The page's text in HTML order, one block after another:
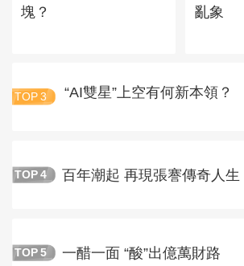
塊？
亂象
TOP 3 “AI雙星”上空有何新本領？
TOP 4 百年潮起 再現張謇傳奇人生
TOP 5 一醋一面 “酸”出億萬財路